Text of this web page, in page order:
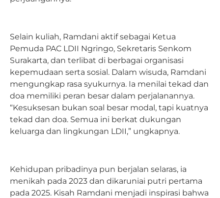
Selain kuliah, Ramdani aktif sebagai Ketua
Pemuda PAC LDII Ngringo, Sekretaris Senkom
Surakarta, dan terlibat di berbagai organisasi
kepemudaan serta sosial. Dalam wisuda, Ramdani
mengungkap rasa syukurnya. Ia menilai tekad dan
doa memiliki peran besar dalam perjalanannya.
“Kesuksesan bukan soal besar modal, tapi kuatnya
tekad dan doa. Semua ini berkat dukungan
keluarga dan lingkungan LDII,” ungkapnya.
Kehidupan pribadinya pun berjalan selaras, ia
menikah pada 2023 dan dikaruniai putri pertama
pada 2025. Kisah Ramdani menjadi inspirasi bahwa